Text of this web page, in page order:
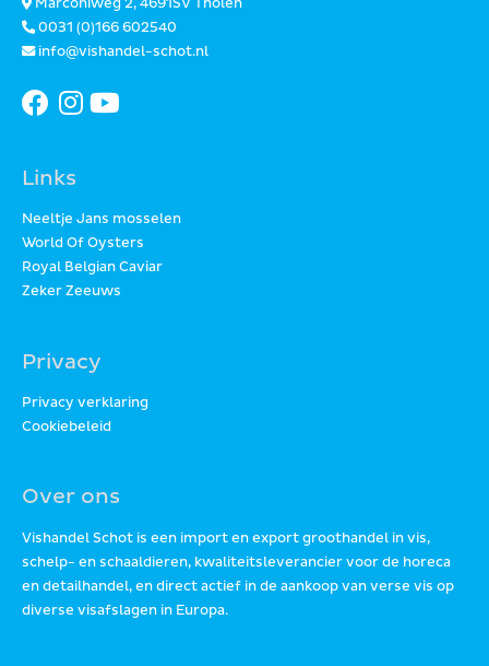
Marconiweg 2, 4691SV Tholen
0031 (0)166 602540
info@vishandel-schot.nl
Links
Neeltje Jans mosselen
World Of Oysters
Royal Belgian Caviar
Zeker Zeeuws
Privacy
Privacy verklaring
Cookiebeleid
Over ons
Vishandel Schot is een import en export groothandel in vis,
schelp- en schaaldieren, kwaliteitsleverancier voor de horeca
en detailhandel, en direct actief in de aankoop van verse vis op
diverse visafslagen in Europa.